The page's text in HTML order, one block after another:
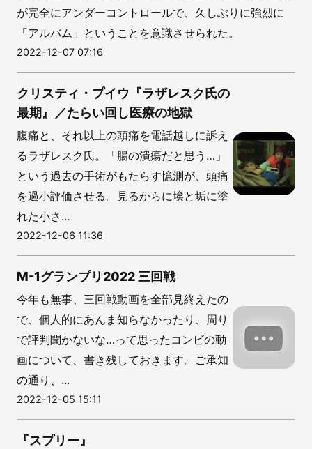
が完全にアンダーコントロールで、久しぶりに強烈に
「アルバム」ということを意識させられた。
2022-12-07 07:16
クリスティ・プイウ『ラザレスク氏の
最期』／たらい回し医療の地獄
腹痛と、それ以上の頭痛を電話越しに訴え
るラザレスク氏。「腸の潰瘍だと思う…」
という過去の手術がもたらす憶測が、頭痛
を過小評価させる。見るからに埃と垢に塗
れた小さ...
2022-12-06 11:36
M-1グランプリ2022 三回戦
今年も無事、三回戦動画を全部見終えたの
で、個人的にあんま知らなかったり、周り
で評判聞かないな…って思ったコンビの動
画について、書き残しておきます。ご承知
の通り、...
2022-12-05 15:11
『スプリー』